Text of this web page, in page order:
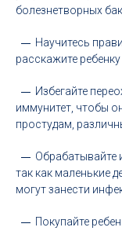
болезнетворных
Научитесь
расскажите
Избегайте
иммунитет, чтобы
простудам,
Обрабатывайте
так как маленькие
могут занести
Покупайте